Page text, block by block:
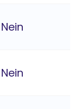
Nein
Nein